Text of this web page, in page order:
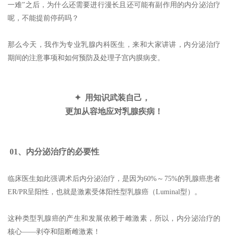
一难”之后，为什么还需要进行漫长且还可能有副作用的内分泌治疗
呢，不能提前停药吗？
那么今天，我作为专业乳腺内科医生，来和大家讲讲，内分泌治疗
期间的注意事项和如何预防及处理子宫内膜病变。
✦ 用知识武装自己，
更加从容地应对乳腺疾病！
01、内分泌治疗的必要性
临床医生如此强调术后内分泌治疗，是因为60%～75%的乳腺癌患者
ER/PR呈阳性，也就是激素受体阳性型乳腺癌（Luminal型）。
这种类型乳腺癌的产生和发展依赖于雌激素，所以，内分泌治疗的
核心——剥夺和阻断雌激素！